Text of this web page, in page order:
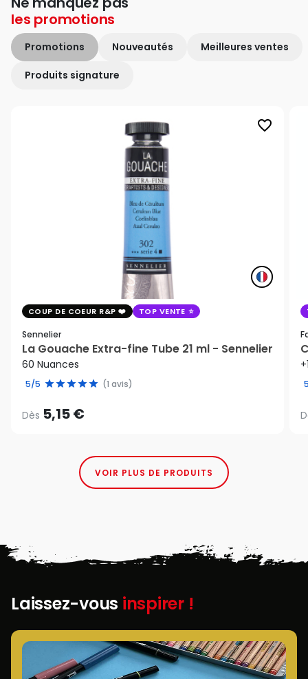
les promotions
Promotions Nouveautés Meilleures ventes
Produits signature
favorite_border
COUP DE COEUR R&P TOP VENTE
Sennelier
La Gouache Extra-fine Tube 21 ml - Sennelier
60 Nuances
5/5 (1 avis)
Dès 5,15 €
VOIR PLUS DE PRODUITS
Laissez-vous inspirer !